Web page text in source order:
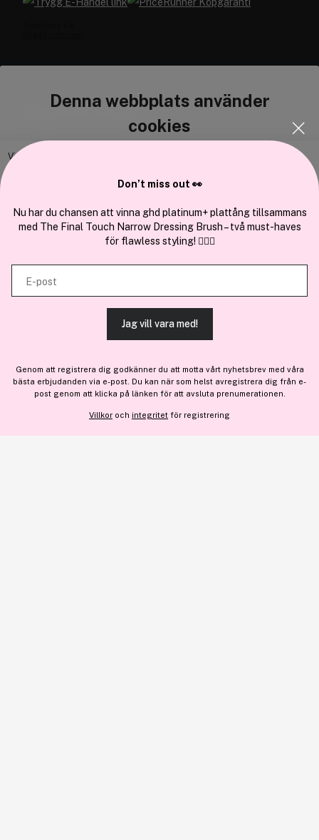
Denna webbplats använder
cookies
Vi använder enhetsidentifierare för att anpassa innehållet och
och annan information från din enhet till de sociala medier och annons-
och analysföretag som vi samarbetar med. Dessa kan i sin tur
kombinera informationen med annan information som du har
tillhandahållit eller som de har samlat in när du har använt deras
tjänster.
TILLÅT ALLA COOKIES
VISA DETALJER
Cocopanda.se
En del avBrandsdal Group AS
Don’t miss out 👀
Nu har du chansen att vinna ghd platinum+ plattång tillsammans
med The Final Touch Narrow Dressing Brush – två must-haves
för flawless styling! 💇‍♀️✨
E-post
Jag vill vara med!
Genom att registrera dig godkänner du att motta vårt nyhetsbrev med våra
bästa erbjudanden via e-post. Du kan när som helst avregistrera dig från e-
post genom att klicka på länken för att avsluta prenumerationen.
Villkor och integritet för registrering